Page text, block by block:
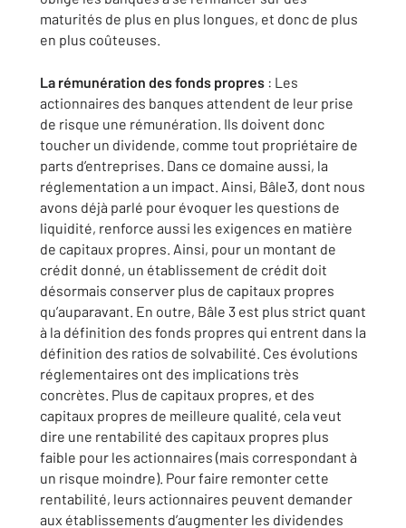
maturités de plus en plus longues, et donc de plus
en plus coûteuses.
La rémunération des fonds propres : Les
actionnaires des banques attendent de leur prise
de risque une rémunération. Ils doivent donc
toucher un dividende, comme tout propriétaire de
parts d’entreprises. Dans ce domaine aussi, la
réglementation a un impact. Ainsi, Bâle3, dont nous
avons déjà parlé pour évoquer les questions de
liquidité, renforce aussi les exigences en matière
de capitaux propres. Ainsi, pour un montant de
crédit donné, un établissement de crédit doit
désormais conserver plus de capitaux propres
qu’auparavant. En outre, Bâle 3 est plus strict quant
à la définition des fonds propres qui entrent dans la
définition des ratios de solvabilité. Ces évolutions
réglementaires ont des implications très
concrètes. Plus de capitaux propres, et des
capitaux propres de meilleure qualité, cela veut
dire une rentabilité des capitaux propres plus
faible pour les actionnaires (mais correspondant à
un risque moindre). Pour faire remonter cette
rentabilité, leurs actionnaires peuvent demander
aux établissements d’augmenter les dividendes